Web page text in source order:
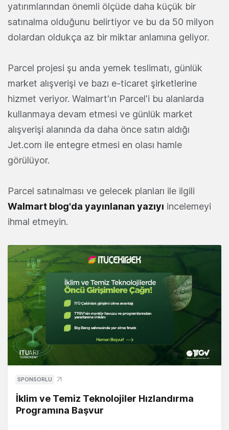
yatırımlarından önemli ölçüde daha küçük bir
satınalma olduğunu belirtiyor ve bu da 50 milyon
dolardan oldukça az bir miktar anlamına geliyor.
Parcel projesi şu anda yemek teslimatı, günlük
market alışverişi ve bazı e-ticaret şirketlerine
hizmet veriyor. Walmart'ın Parcel'i bu alanlarda
kullanmaya devam etmesi ve günlük market
alışverişi alanında da daha önce satın aldığı
Jet.com ile entegre etmesi en olası hamle
görülüyor.
Parcel satınalması ve gelecek planları ile ilgili
Walmart blog'da yayınlanan yazıyı incelemeyi
ihmal etmeyin.
SPONSORLU
İklim ve Temiz Teknolojiler Hızlandırma
Programına Başvur